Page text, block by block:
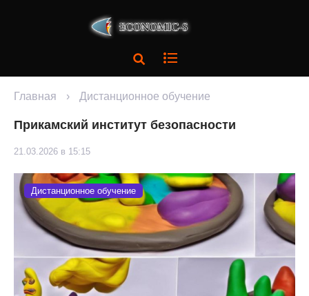
Главная › Дистанционное обучение
Прикамский институт безопасности
21.03.2026 в 15:15
Дистанционное обучение